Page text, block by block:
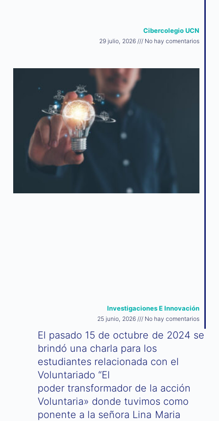
Cibercolegio UCN
29 julio, 2026 No hay comentarios
Investigaciones E Innovación
25 junio, 2026 No hay comentarios
El pasado 15 de octubre de 2024 se
brindó una charla para los
estudiantes relacionada con el
Voluntariado “El
poder transformador de la acción
Voluntaria» donde tuvimos como
ponente a la señora Lina Maria